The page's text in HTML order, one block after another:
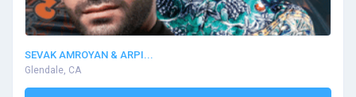
SEVAK AMROYAN & ARPI...
Glendale, CA